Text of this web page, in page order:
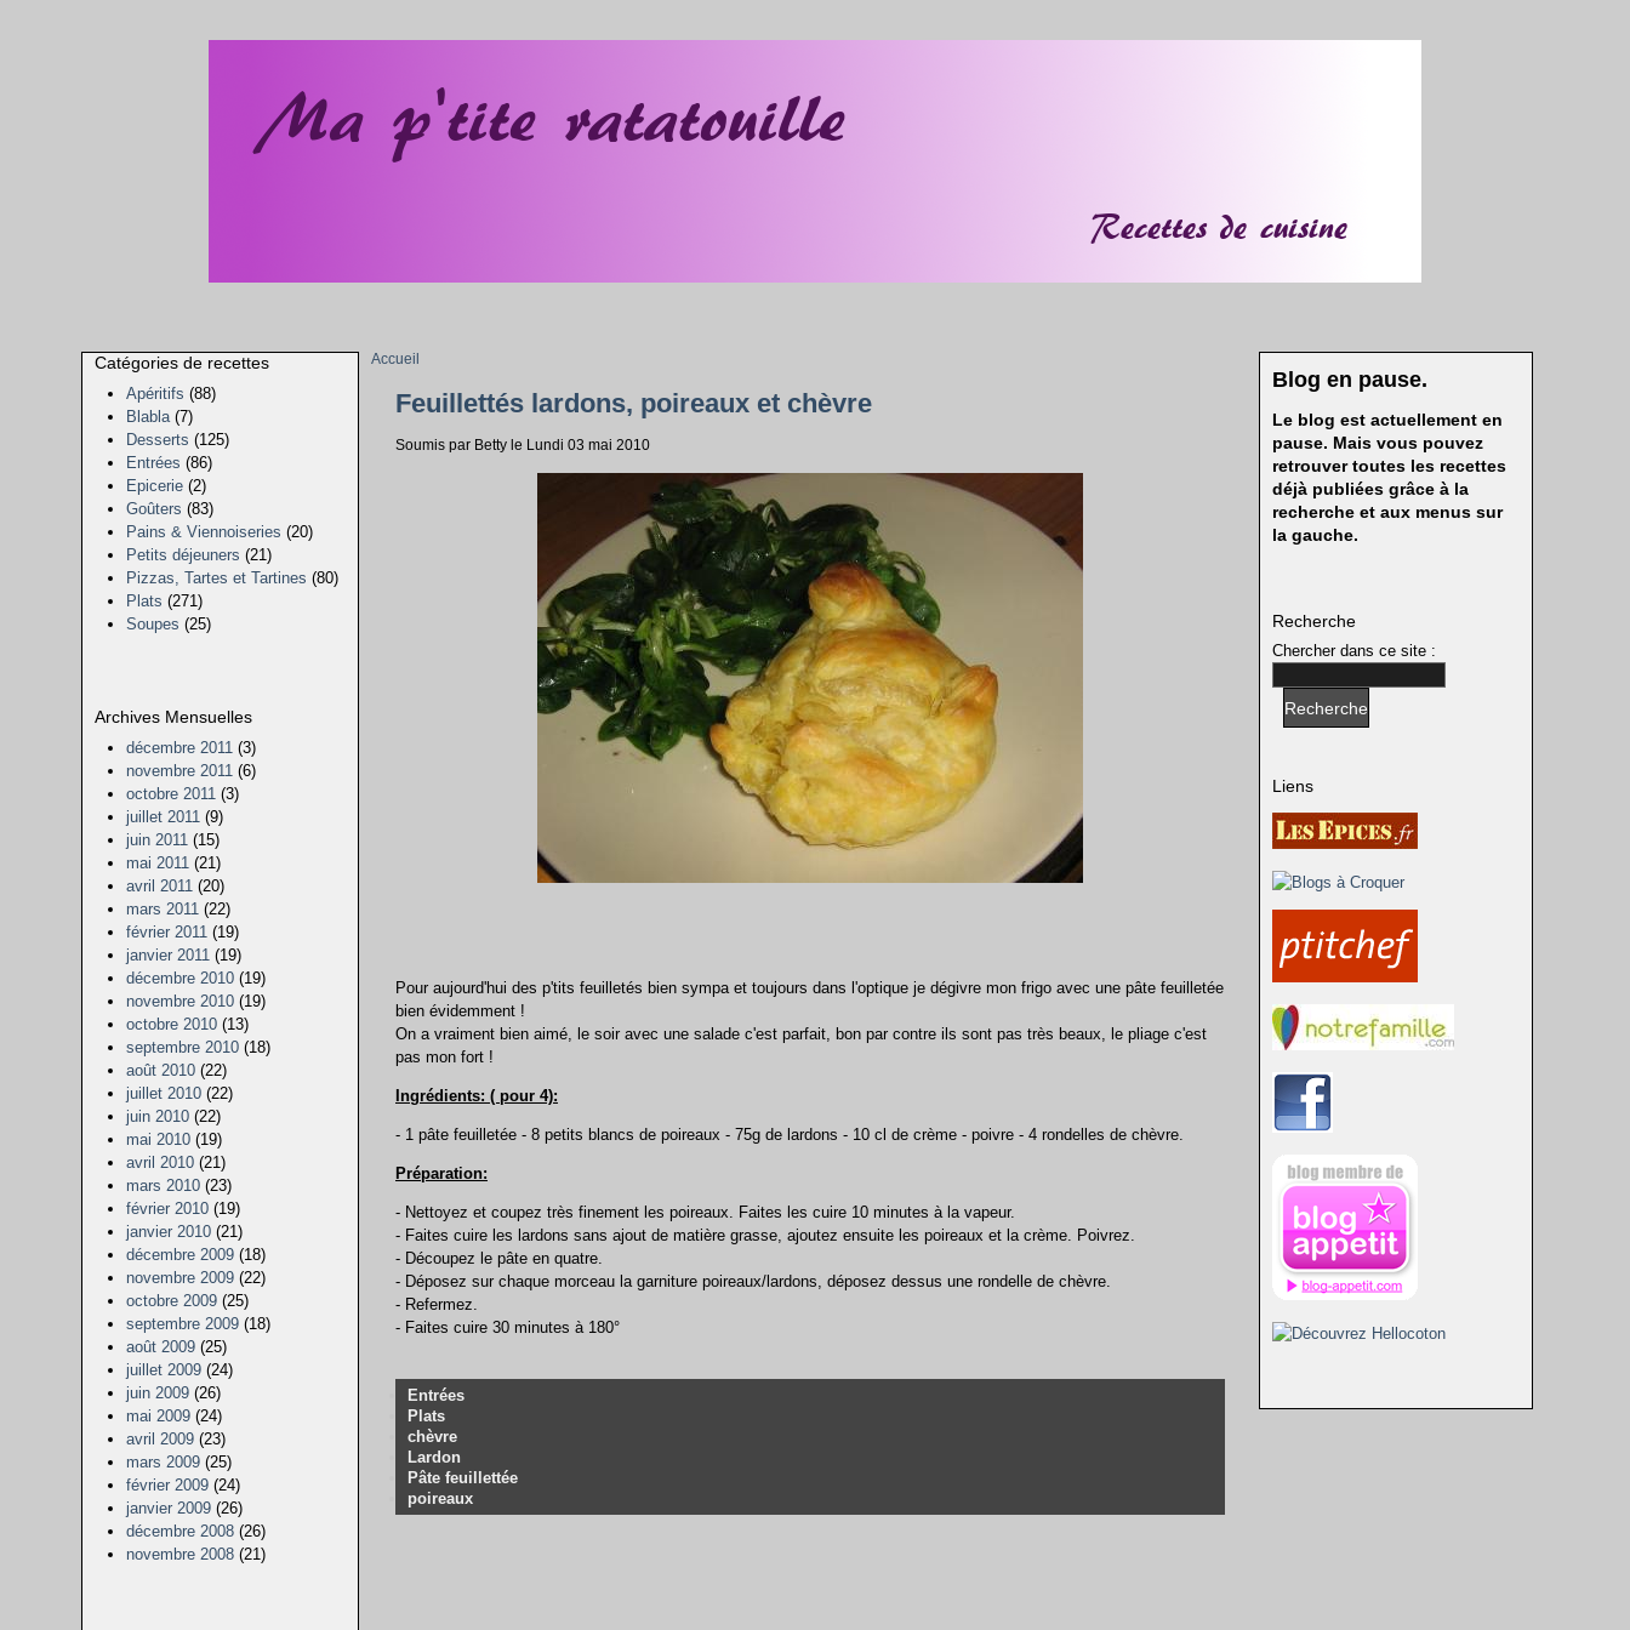
Catégories de recettes
Apéritifs (88)
Blabla (7)
Desserts (125)
Entrées (86)
Epicerie (2)
Goûters (83)
Pains & Viennoiseries (20)
Petits déjeuners (21)
Pizzas, Tartes et Tartines (80)
Plats (271)
Soupes (25)
Archives Mensuelles
décembre 2011 (3)
novembre 2011 (6)
octobre 2011 (3)
juillet 2011 (9)
juin 2011 (15)
mai 2011 (21)
avril 2011 (20)
mars 2011 (22)
février 2011 (19)
janvier 2011 (19)
décembre 2010 (19)
novembre 2010 (19)
octobre 2010 (13)
septembre 2010 (18)
août 2010 (22)
juillet 2010 (22)
juin 2010 (22)
mai 2010 (19)
avril 2010 (21)
mars 2010 (23)
février 2010 (19)
janvier 2010 (21)
décembre 2009 (18)
novembre 2009 (22)
octobre 2009 (25)
septembre 2009 (18)
août 2009 (25)
juillet 2009 (24)
juin 2009 (26)
mai 2009 (24)
avril 2009 (23)
mars 2009 (25)
février 2009 (24)
janvier 2009 (26)
décembre 2008 (26)
novembre 2008 (21)
Accueil
Feuillettés lardons, poireaux et chèvre
Soumis par Betty le Lundi 03 mai 2010
Pour aujourd'hui des p'tits feuilletés bien sympa et toujours dans l'optique je dégivre mon frigo avec une pâte feuilletée
bien évidemment !
On a vraiment bien aimé, le soir avec une salade c'est parfait, bon par contre ils sont pas très beaux, le pliage c'est
pas mon fort !
Ingrédients: ( pour 4):
- 1 pâte feuilletée - 8 petits blancs de poireaux - 75g de lardons - 10 cl de crème - poivre - 4 rondelles de chèvre.
Préparation:
- Nettoyez et coupez très finement les poireaux. Faites les cuire 10 minutes à la vapeur.
- Faites cuire les lardons sans ajout de matière grasse, ajoutez ensuite les poireaux et la crème. Poivrez.
- Découpez le pâte en quatre.
- Déposez sur chaque morceau la garniture poireaux/lardons, déposez dessus une rondelle de chèvre.
- Refermez.
- Faites cuire 30 minutes à 180°
Entrées
Plats
chèvre
Lardon
Pâte feuillettée
poireaux
Blog en pause.
Le blog est actuellement en
pause. Mais vous pouvez
retrouver toutes les recettes
déjà publiées grâce à la
recherche et aux menus sur
la gauche.
Recherche
Chercher dans ce site :
Liens